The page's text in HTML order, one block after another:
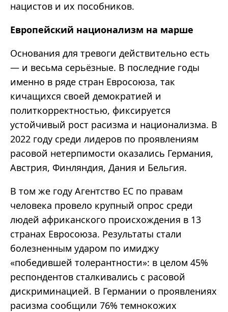
нацистов и их пособников.
Европейский национализм на марше
Основания для тревоги действительно есть
— и весьма серьёзные. В последние годы
именно в ряде стран Евросоюза, так
кичащихся своей демократией и
политкорректностью, фиксируется
устойчивый рост расизма и национализма. В
2022 году среди лидеров по проявлениям
расовой нетерпимости оказались Германия,
Австрия, Финляндия, Дания и Бельгия.
В том же году Агентство ЕС по правам
человека провело крупный опрос среди
людей африканского происхождения в 13
странах Евросоюза. Результаты стали
болезненным ударом по имиджу
«победившей толерантности»: в целом 45%
респондентов сталкивались с расовой
дискриминацией. В Германии о проявлениях
расизма сообщили 76% темнокожих